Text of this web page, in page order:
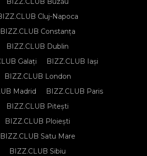
Cluj-Napoca
BIZZ.CLUB Constanța
BIZZ.CLUB Dublin
Galați
BIZZ.CLUB Iași
BIZZ.CLUB London
Madrid
BIZZ.CLUB Paris
BIZZ.CLUB Pitești
BIZZ.CLUB Ploiești
BIZZ.CLUB Satu Mare
BIZZ.CLUB Sibiu